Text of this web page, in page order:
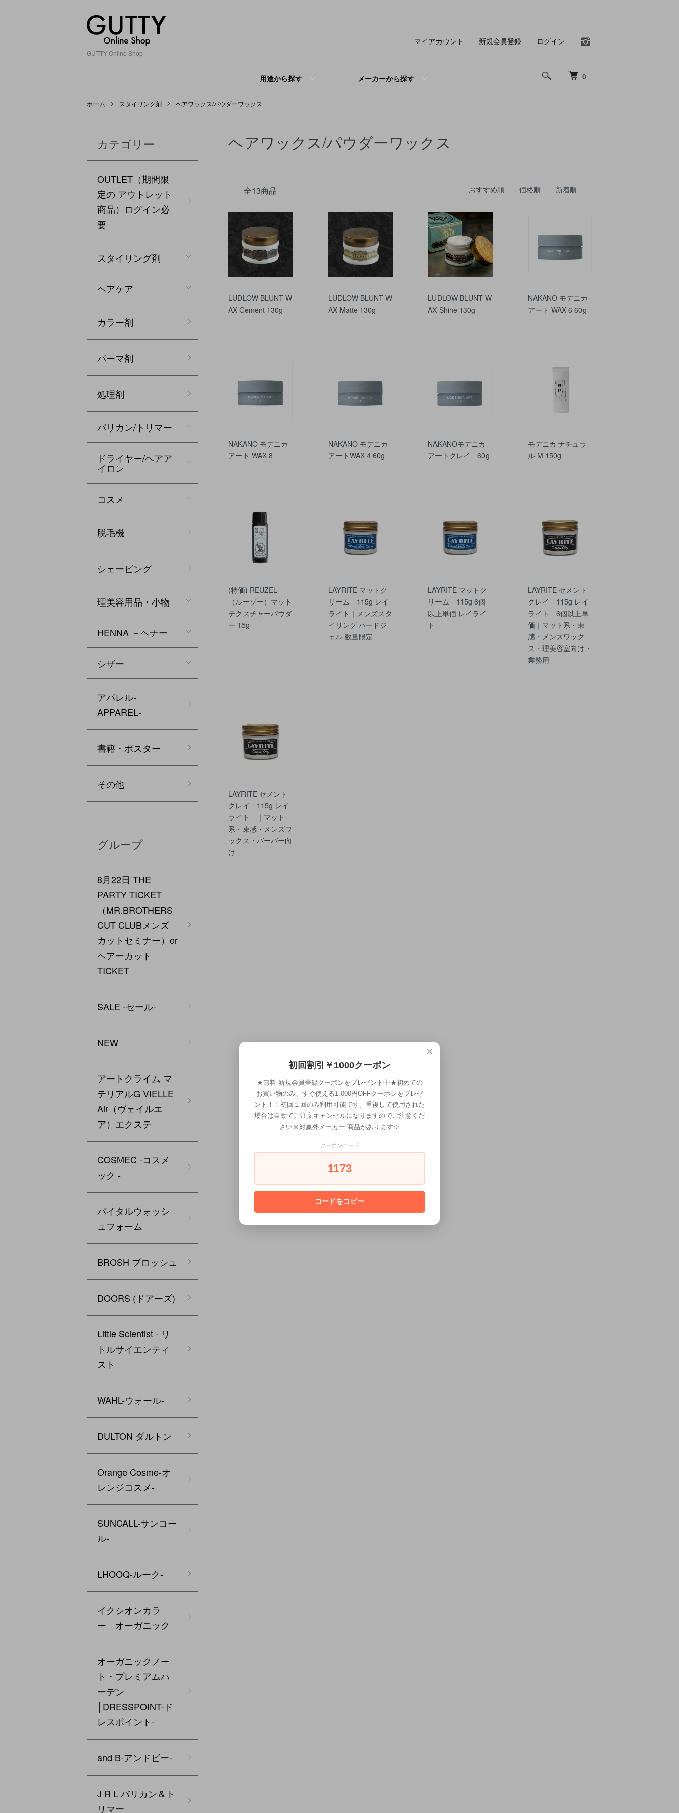
GUTTY Online Shop
0
用途から探す メーカーから探す
マイアカウント 新規会員登録 ログイン
ホーム スタイリング剤 ヘアワックス/パウダーワックス
ヘアワックス/パウダーワックス
全13商品 おすすめ順 価格順 新着順
LUDLOW BLUNT W
AX Cement 130g
LUDLOW BLUNT W
AX Matte 130g
LUDLOW BLUNT W
AX Shine 130g
NAKANO モデニカ
アート WAX 6 60g
NAKANO モデニカ
アート WAX 8
NAKANO モデニカ
アートWAX 4 60g
NAKANOモデニカ
アートクレイ 60g
モデニカ ナチュラ
ル M 150g
(特価) REUZEL
（ルーゾー）マット
テクスチャーパウダ
ー 15g
LAYRITE マットク
リーム 115g レイ
ライト｜メンズスタ
イリング ハードジ
ェル 数量限定
LAYRITE マットク
リーム 115g 6個
以上単価 レイライ
ト
LAYRITE セメント
クレイ 115g レイ
ライト 6個以上単
価｜マット系・束
感・メンズワック
ス・理美容室向け・
業務用
LAYRITE セメント
クレイ 115g レイ
ライト ｜マット
系・束感・メンズワ
ックス・バーバー向
け
カテゴリー
OUTLET（期間限
定の アウトレット
商品）ログイン必
要
スタイリング剤
ヘアケア
カラー剤
パーマ剤
処理剤
バリカン/トリマー
ドライヤー/ヘアア
イロン
コスメ
脱毛機
シェービング
理美容用品・小物
HENNA －ヘナー
シザー
アパレル‐
APPAREL‐
書籍・ポスター
その他
グループ
8月22日 THE
PARTY TICKET
（MR.BROTHERS
CUT CLUBメンズ
カットセミナー）or
ヘアーカット
TICKET
SALE -セール-
NEW
アートクライム マ
テリアルG VIELLE
Air（ヴェイルエ
ア）エクステ
COSMEC -コスメ
ック -
バイタルウォッシ
ュフォーム
BROSH ブロッシュ
DOORS (ドアーズ)
Little Scientist - リ
トルサイエンティ
スト
WAHL-ウォール-
DULTON ダルトン
Orange Cosme-オ
レンジコスメ-
SUNCALL-サンコー
ル-
LHOOQ-ルーク-
イクシオンカラ
ー オーガニック
オーガニックノー
ト・プレミアムハ
ーデン
│DRESSPOINT-ド
レスポイント-
and B‐アンドビー‐
J R L バリカン＆ト
リマー
×
初回割引￥1000クーポン
★無料 新規会員登録クーポンをプレゼント中★初めての
お買い物のみ、すぐ使える1,000円OFFクーポンをプレゼ
ント！！初回１回のみ利用可能です。重複して使用された
場合は自動でご注文キャンセルになりますのでご注意くだ
さい※対象外メーカー.商品があります※
クーポンコード
1173
コードをコピー